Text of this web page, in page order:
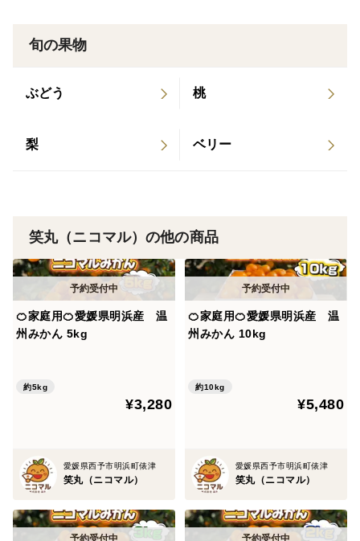
旬の果物
ぶどう 桃
梨 ベリー
笑丸（ニコマル）の他の商品
🍊家庭用🍊愛媛県明浜産 温
州みかん 5kg
約5kg
¥3,280
愛媛県西予市明浜町俵津
笑丸（ニコマル）
🍊家庭用🍊愛媛県明浜産 温
州みかん 10kg
約10kg
¥5,480
愛媛県西予市明浜町俵津
笑丸（ニコマル）